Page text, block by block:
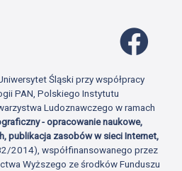
Śląski przy współpracy
PAN, Polskiego Instytutu
Ludoznawczego w ramach
- opracowanie naukowe,
publikacja zasobów w sieci Internet,
2014), współfinansowanego przez
Wyższego ze środków Funduszu